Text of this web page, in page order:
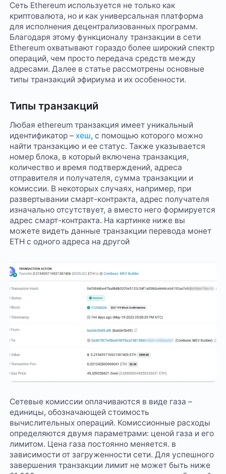
Сеть Ethereum используется не только как
криптовалюта, но и как универсальная платформа
для исполнения децентрализованных программ.
Благодаря этому функционалу транзакции в сети
Ethereum охватывают гораздо более широкий спектр
операций, чем просто передача средств между
адресами. Далее в статье рассмотрены основные
типы транзакций эфириума и их особенности.
Типы транзакций
Любая ethereum транзакция имеет уникальный
идентификатор – хеш, с помощью которого можно
найти транзакцию и ее статус. Также указывается
номер блока, в который включена транзакция,
количество и время подтверждений, адреса
отправителя и получателя, сумма транзакции и
комиссии. В некоторых случаях, например, при
развертывании смарт-контракта, адрес получателя
изначально отсутствует, а вместо него формируется
адрес смарт-контракта. На картинке ниже вы
можете видеть данные транзакции перевода монет
ETH с одного адреса на другой
Сетевые комиссии оплачиваются в виде газа –
единицы, обозначающей стоимость
вычислительных операций. Комиссионные расходы
определяются двумя параметрами: ценой газа и его
лимитом. Цена газа постоянно меняется. в
зависимости от загруженности сети. Для успешного
завершения транзакции лимит не может быть ниже